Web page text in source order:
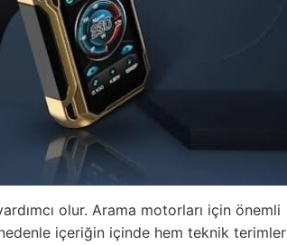
olur. Arama motorları için önemli
içeriğin içinde hem teknik terimler